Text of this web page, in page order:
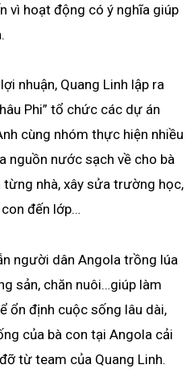
vì hoạt động có ý nghĩa giúp
nhuận, Quang Linh lập ra
Phi” tổ chức các dự án
cùng nhóm thực hiện nhiều
nguồn nước sạch về cho bà
từng nhà, xây sửa trường học,
đến lớp…
người dân Angola trồng lúa
sản, chăn nuôi…giúp làm
ổn định cuộc sống lâu dài,
của bà con tại Angola cải
từ team của Quang Linh.